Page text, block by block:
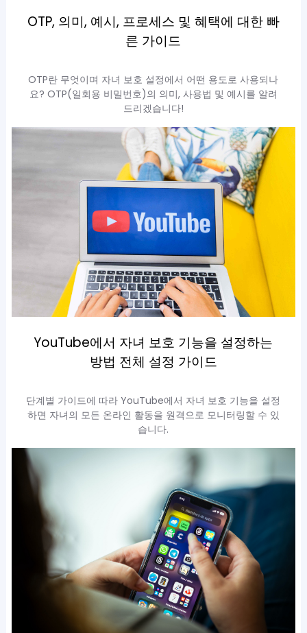
OTP, 의미, 예시, 프로세스 및 혜택에 대한 빠
른 가이드
OTP란 무엇이며 자녀 보호 설정에서 어떤 용도로 사용되나
요? OTP(일회용 비밀번호)의 의미, 사용법 및 예시를 알려
드리겠습니다!
YouTube에서 자녀 보호 기능을 설정하는
방법 전체 설정 가이드
단계별 가이드에 따라 YouTube에서 자녀 보호 기능을 설정
하면 자녀의 모든 온라인 활동을 원격으로 모니터링할 수 있
습니다.